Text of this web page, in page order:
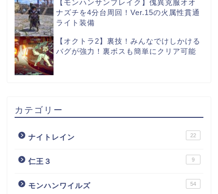
【モンハンサンブレイク】傀異克服オオ
ナズチを4分台周回！Ver.15の火属性貫通
ライト装備
【オクトラ2】裏技！みんなでけしかける
バグが強力！裏ボスも簡単にクリア可能
カテゴリー
ナイトレイン 22
仁王３ 9
モンハンワイルズ 54